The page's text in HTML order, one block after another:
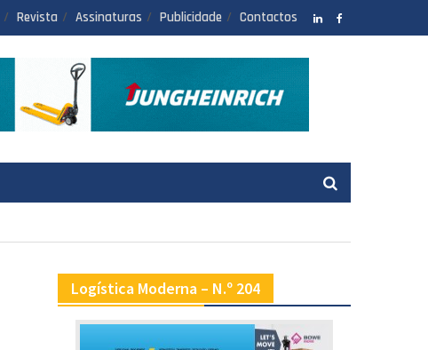
Revista Assinaturas Publicidade Contactos
Logística Moderna – N.º 204